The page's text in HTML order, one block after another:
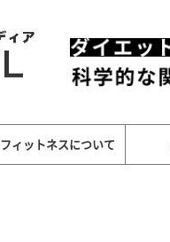
フィットネスについて